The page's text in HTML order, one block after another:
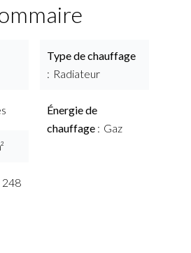
248
Type de chauffage
Radiateur
Énergie de
chauffage
Gaz